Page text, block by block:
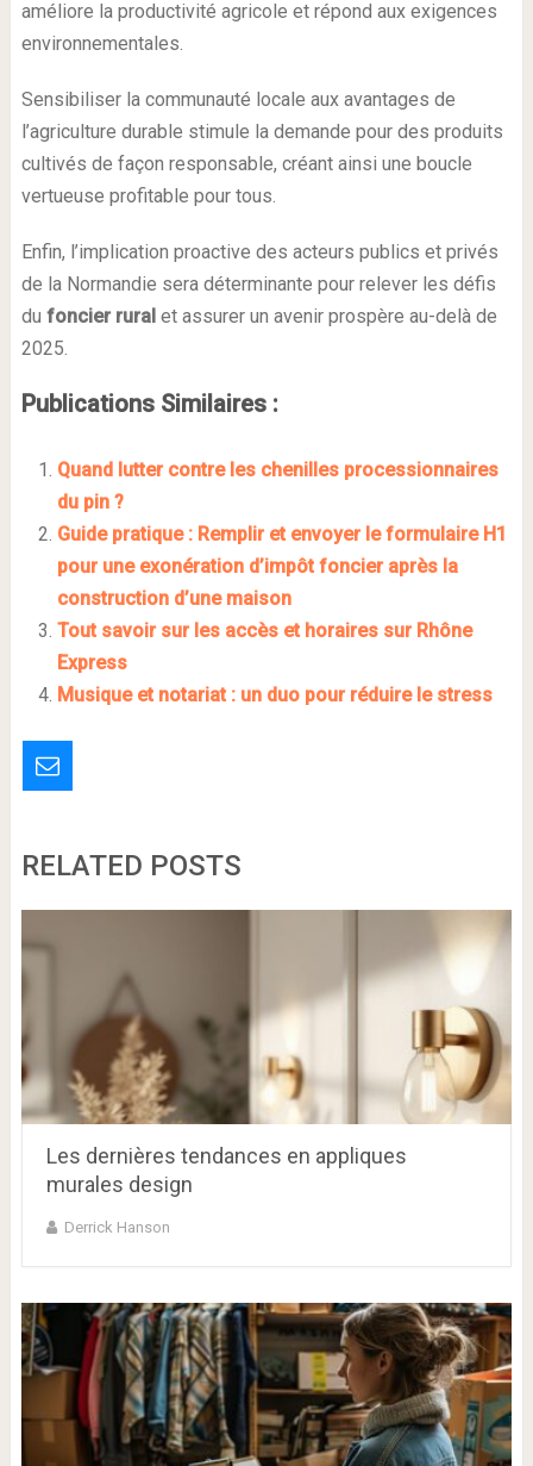
améliore la productivité agricole et répond aux exigences
environnementales.
Sensibiliser la communauté locale aux avantages de
l’agriculture durable stimule la demande pour des produits
cultivés de façon responsable, créant ainsi une boucle
vertueuse profitable pour tous.
Enfin, l’implication proactive des acteurs publics et privés
de la Normandie sera déterminante pour relever les défis
du foncier ruralet assurer un avenir prospère au-delà de
2025.
Publications Similaires :
Quand lutter contre les chenilles processionnaires
du pin ?
Guide pratique : Remplir et envoyer le formulaire H1
pour une exonération d’impôt foncier après la
construction d’une maison
Tout savoir sur les accès et horaires sur Rhône
Express
Musique et notariat : un duo pour réduire le stress
RELATED POSTS
Les dernières tendances en appliques
murales design
Derrick Hanson